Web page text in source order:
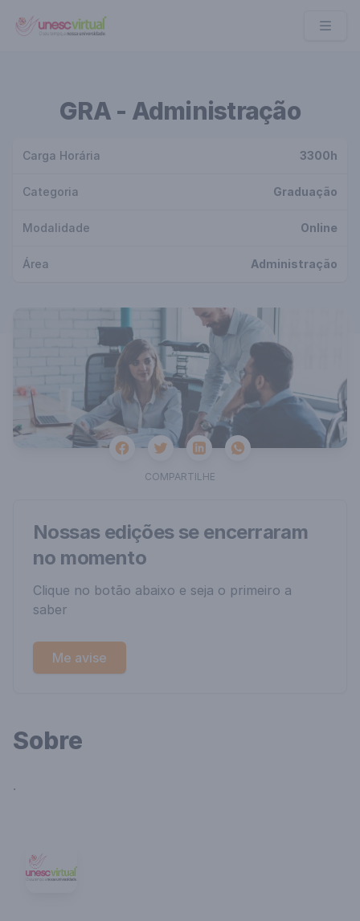
UNESC VIRTUAL
GRA - Administração
Carga Horária 3300h
Categoria Graduação
Modalidade Online
Área Administração
FacebookTwitterLinkedinWhatsapp
COMPARTILHE
Nossas edições se encerraram
no momento
Clique no botão abaixo e seja o primeiro a
saber
Me avise
Sobre
.